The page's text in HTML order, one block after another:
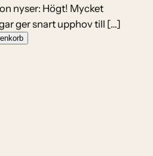
nyser: Högt! Mycket
ger snart upphov till […]